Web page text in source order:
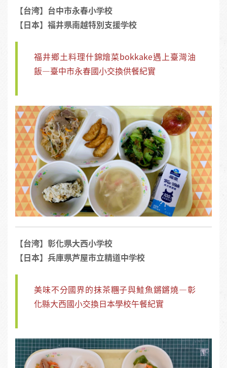
【台湾】台中市永春小学校
【日本】福井県南越特別支援学校
福井鄉土料理什錦燴菜bokkake遇上臺灣油
飯—臺中市永春國小交換供餐紀實
【台湾】彰化県大西小学校
【日本】兵庫県芦屋市立精道中学校
美味不分國界的抹茶糰子與鮭魚鏘鏘燒—彰
化縣大西國小交換日本學校午餐紀實